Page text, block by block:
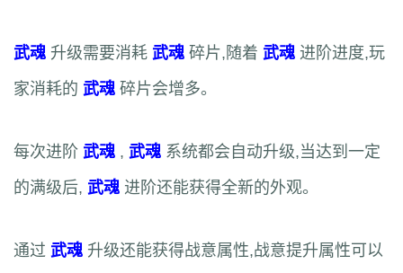
武魂 升级需要消耗 武魂 碎片,随着 武魂 进阶进度,玩
家消耗的 武魂 碎片会增多。
每次进阶 武魂 , 武魂 系统都会自动升级,当达到一定
的满级后, 武魂 进阶还能获得全新的外观。
通过 武魂 升级还能获得战意属性,战意提升属性可以